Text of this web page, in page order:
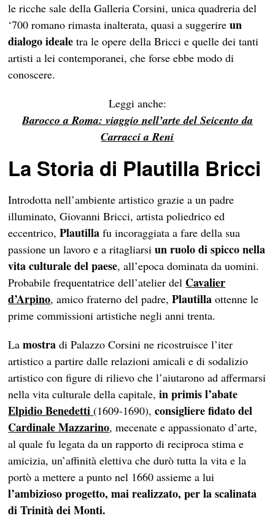
le ricche sale della Galleria Corsini, unica quadreria del
‘700 romano rimasta inalterata, quasi a suggerireun
dialogo ideale tra le opere della Bricci e quelle dei tanti
artisti a lei contemporanei, che forse ebbe modo di
conoscere.
Leggi anche:
Barocco a Roma: viaggio nell’arte del Seicento da
Carracci a Reni
La Storia di Plautilla Bricci
Introdotta nell’ambiente artistico grazie a un padre
illuminato, Giovanni Bricci, artista poliedrico ed
eccentrico,Plautilla fu incoraggiata a fare della sua
passione un lavoro e a ritagliarsiun ruolo di spicco nella
vita culturale del paese, all’epoca dominata da uomini.
Probabile frequentatrice dell’atelier del Cavalier
d’Arpino, amico fraterno del padre,Plautilla ottenne le
prime commissioni artistiche negli anni trenta.
Lamostra di Palazzo Corsini ne ricostruisce l’iter
artistico a partire dalle relazioni amicali e di sodalizio
artistico con figure di rilievo che l’aiutarono ad affermarsi
nella vita culturale della capitale,in primis l’abate
Elpidio Benedetti (1609-1690),consigliere fidato del
Cardinale Mazzarino, mecenate e appassionato d’arte,
al quale fu legata da un rapporto di reciproca stima e
amicizia, un’affinità elettiva che durò tutta la vita e la
portò a mettere a punto nel 1660 assieme a lui
l’ambizioso progetto, mai realizzato, per la scalinata
di Trinità dei Monti.